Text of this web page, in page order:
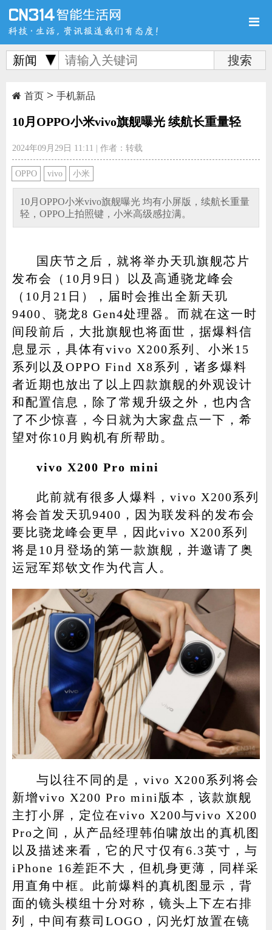
首页
导购
家电 技巧 作者
登录 注册
新闻
首页> 手机新品
10月OPPO小米vivo旗舰曝光 续航长重量轻
2024年09月29日 11:11 | 作者：转载
OPPO vivo 小米
10月OPPO小米vivo旗舰曝光 均有小屏版，续航长重量
轻，OPPO上拍照键，小米高级感拉满。
国庆节之后，就将举办天玑旗舰芯片
发布会（10月9日）以及高通骁龙峰会
（10月21日），届时会推出全新天玑
9400、骁龙8 Gen4处理器。而就在这一时
间段前后，大批旗舰也将面世，据爆料信
息显示，具体有vivo X200系列、小米15
系列以及OPPO Find X8系列，诸多爆料
者近期也放出了以上四款旗舰的外观设计
和配置信息，除了常规升级之外，也内含
了不少惊喜，今日就为大家盘点一下，希
望对你10月购机有所帮助。
vivo X200 Pro mini
此前就有很多人爆料，vivo X200系列
将会首发天玑9400，因为联发科的发布会
要比骁龙峰会更早，因此vivo X200系列
将是10月登场的第一款旗舰，并邀请了奥
运冠军郑钦文作为代言人。
与以往不同的是，vivo X200系列将会
新增vivo X200 Pro mini版本，该款旗舰
主打小屏，定位在vivo X200与vivo X200
Pro之间，从产品经理韩伯啸放出的真机图
以及描述来看，它的尺寸仅有6.3英寸，与
iPhone 16差距不大，但机身更薄，同样采
用直角中框。此前爆料的真机图显示，背
面的镜头模组十分对称，镜头上下左右排
列，中间有蔡司LOGO，闪光灯放置在镜